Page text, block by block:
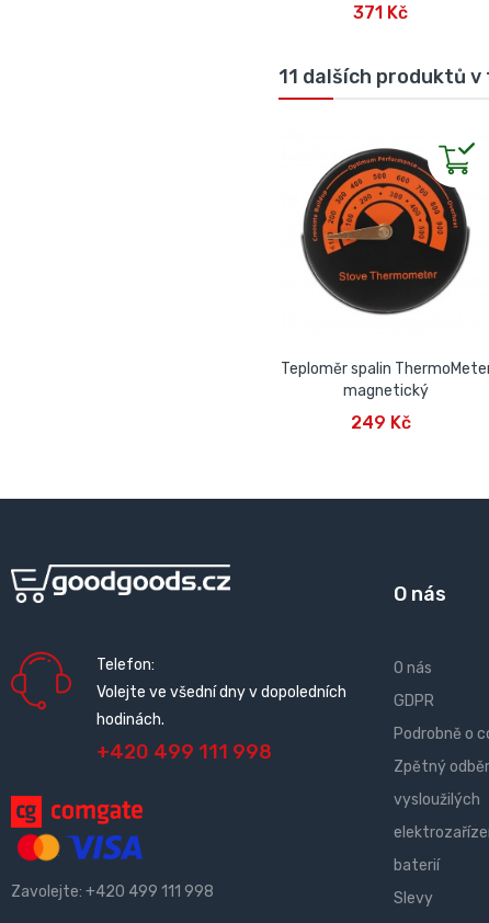
371 Kč
11 dalších produktů
Teploměr spalin
magnetický
249 Kč
Telefon:
Volejte ve všední dny v dopoledních
hodinách.
+420 499 111 998
Zavolejte: +420 499 111 998
O nás
O nás
GDPR
Podrobně o
Zpětný odběr
vysloužilých
baterií
Slevy